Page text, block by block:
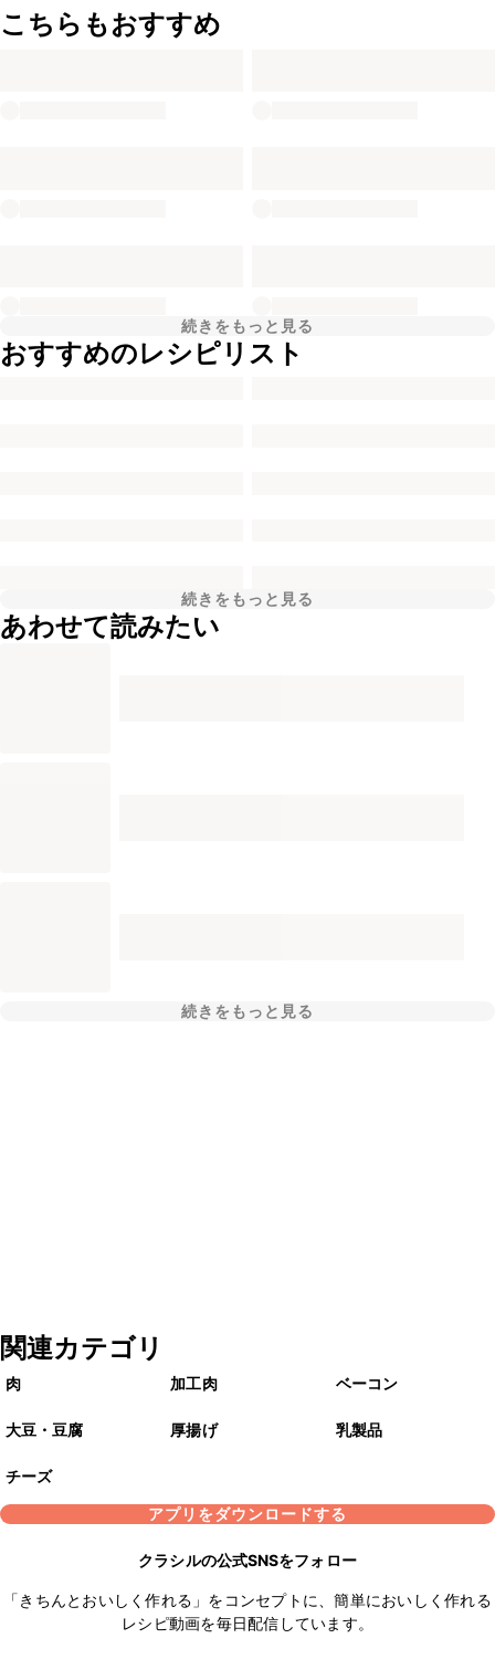
こちらもおすすめ
続きをもっと見る
おすすめのレシピリスト
続きをもっと見る
あわせて読みたい
続きをもっと見る
関連カテゴリ
肉 加工肉 ベーコン
大豆・豆腐 厚揚げ 乳製品
チーズ
アプリをダウンロードする
クラシルの公式SNSをフォロー
「きちんとおいしく作れる」をコンセプトに、簡単においしく作れる
レシピ動画を毎日配信しています。